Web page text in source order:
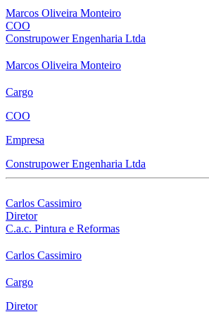
Marcos Oliveira Monteiro
COO
Construpower Engenharia Ltda
Marcos Oliveira Monteiro
Cargo
COO
Empresa
Construpower Engenharia Ltda
Carlos Cassimiro
Diretor
C.a.c. Pintura e Reformas
Carlos Cassimiro
Cargo
Diretor